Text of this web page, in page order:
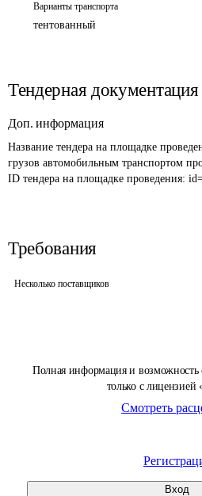
Полная информация и возможность
только с лицензией
Смотреть
Вход
Варианты транспорта
тентованный
Тендерная документация
Доп. информация
Название тендера на площадке
грузов автомобильным транспортом
ID тендера на площадке проведения:
Требования
Несколько поставщиков